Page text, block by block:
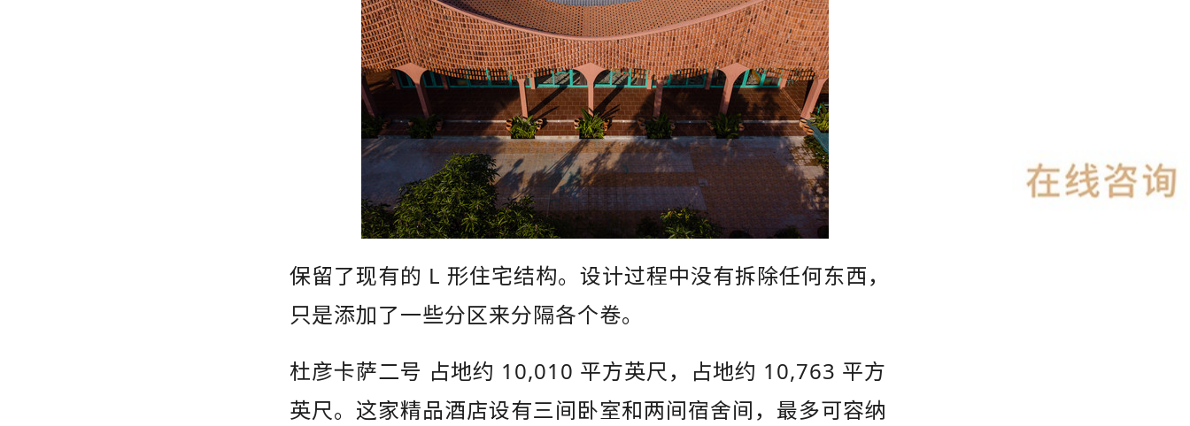
保留了现有的 L 形住宅结构。设计过程中没有拆除任何东西，
只是添加了一些分区来分隔各个卷。
杜彦卡萨二号 占地约 10,010 平方英尺，占地约 10,763 平方
英尺。这家精品酒店设有三间卧室和两间宿舍间，最多可容纳